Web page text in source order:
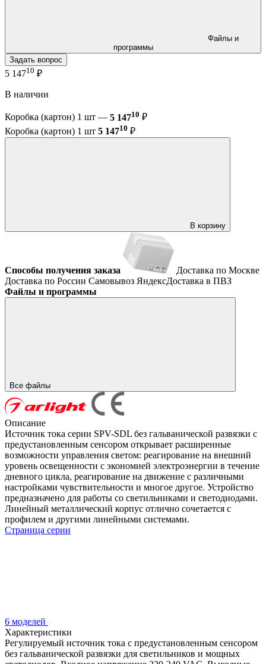
программы
Задать вопрос
5 14710 ₽
В наличии
Коробка (картон) 1 шт — 5 14710 ₽
Коробка (картон) 1 шт 5 14710 ₽
В корзину
Способы получения заказа
Доставка по Москве
Доставка по России Самовывоз ЯндексДоставка в ПВЗ
Файлы и программы
Все файлы
Описание
Источник тока серии SPV-SDL без гальванической развязки с
предустановленным сенсором открывает расширенные
возможности управления светом: реагирование на внешний
уровень освещенности с экономией электроэнергии в течение
дневного цикла, реагирование на движение с различными
настройками чувствительности и многое другое. Устройство
предназначено для работы со светильниками и светодиодами.
Линейный металлический корпус отлично сочетается с
профилем и другими линейными системами.
Страница серии
6 моделей
Характеристики
Регулируемый источник тока с предустановленным сенсором
без гальванической развязки для светильников и мощных